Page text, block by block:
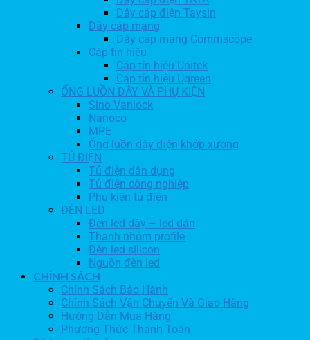
Dây cáp điện Taysin
Dây cáp mạng
Dây cáp mạng Commscope
Cáp tín hiệu
Cáp tín hiệu Unitek
Cáp tín hiệu Ugreen
ỐNG LUỒN DÂY VÀ PHỤ KIỆN
Sino Vanlock
Nanoco
MPE
Ống luồn dây điện khớp xương
TỦ ĐIỆN
Tủ điện dân dụng
Tủ điện công nghiệp
Phụ kiện tủ điện
ĐÈN LED
Đèn led dây – led dán
Thanh nhôm profile
Đèn led silicon
Nguồn đèn led
CHÍNH SÁCH
Chính Sách Bảo Hành
Chính Sách Vận Chuyển Và Giao Hàng
Hướng Dẫn Mua Hàng
Phương Thức Thanh Toán